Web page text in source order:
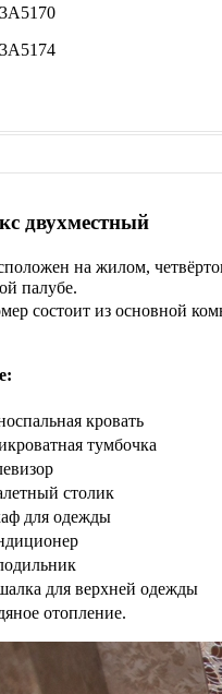
двухместный
на жилом,
палубе.
состоит из основной
кровать
тумбочка
столик
для одежды
для верхней одежды
отопление.